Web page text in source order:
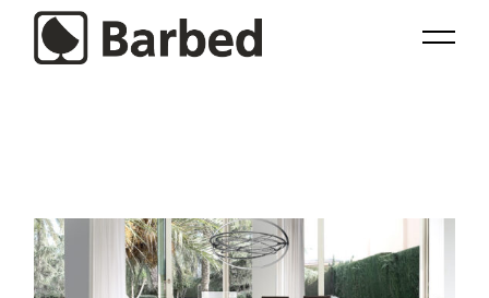
content